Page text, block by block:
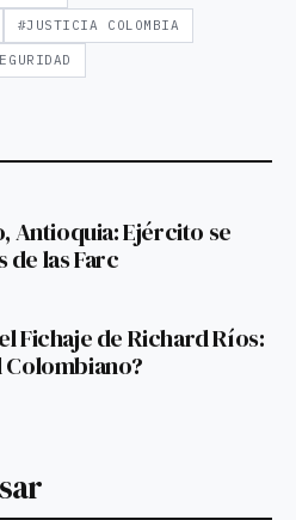
#JUSTICIA COLOMBIA
Antioquia: Ejército se
de las Farc
Fichaje de Richard Ríos:
Colombiano?